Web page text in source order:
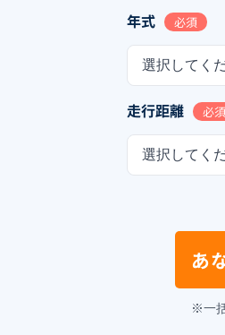
年式 必須
選択してく
走行距離 必須
選択してく
あ
※一